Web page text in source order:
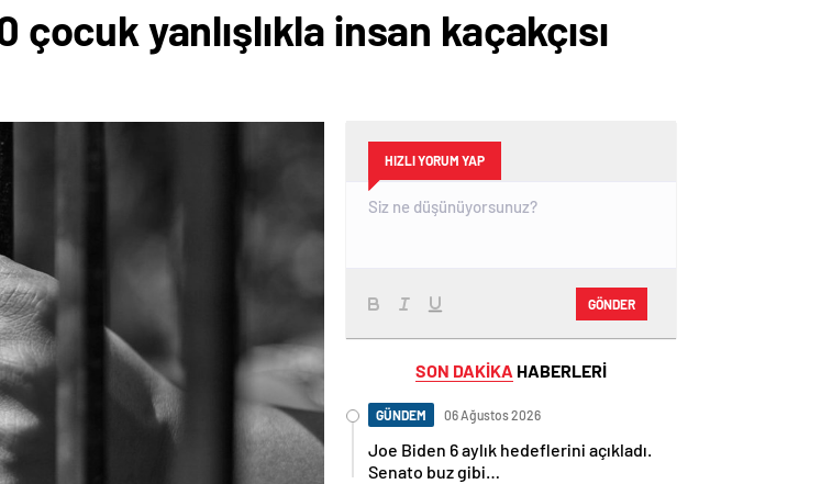
yanlışlıkla insan kaçakçısı
HIZLI YORUM YAP
GÖNDER
SON DAKİKA HABERLERİ
GÜNDEM 06 Ağustos 2026
Joe Biden 6 aylık hedeflerini açıkladı.
Senato buz gibi…